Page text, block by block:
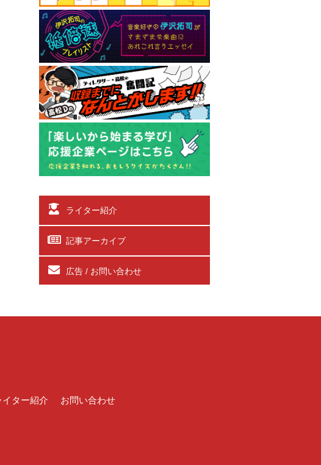
ライター紹介
記事アーカイブ
広告 / お問い合わせ
イター紹介 お問い合わせ